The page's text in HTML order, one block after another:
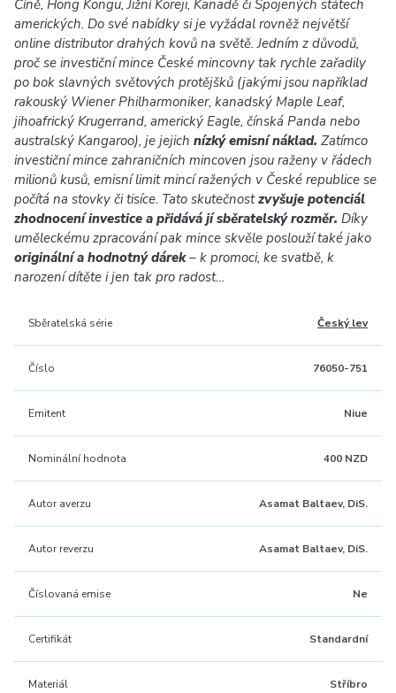
Číně, Hong Kongu, Jižní Koreji, Kanadě či Spojených státech
amerických. Do své nabídky si je vyžádal rovněž největší
online distributor drahých kovů na světě. Jedním z důvodů,
proč se investiční mince České mincovny tak rychle zařadily
po bok slavných světových protějšků (jakými jsou například
rakouský Wiener Philharmoniker, kanadský Maple Leaf,
jihoafrický Krugerrand, americký Eagle, čínská Panda nebo
australský Kangaroo), je jejich nízký emisní náklad. Zatímco
investiční mince zahraničních mincoven jsou raženy v řádech
milionů kusů, emisní limit mincí ražených v České republice se
počítá na stovky či tisíce. Tato skutečnostzvyšuje potenciál
zhodnocení investice a přidává jí sběratelský rozměr. Díky
uměleckému zpracování pak mince skvěle poslouží také jako
originální a hodnotný dárek– k promoci, ke svatbě, k
narození dítěte i jen tak pro radost…
Sběratelská série Český lev
Číslo 76050-751
Emitent Niue
Nominální hodnota 400 NZD
Autor averzu Asamat Baltaev, DiS.
Autor reverzu Asamat Baltaev, DiS.
Číslovaná emise Ne
Certifikát Standardní
Materiál Stříbro